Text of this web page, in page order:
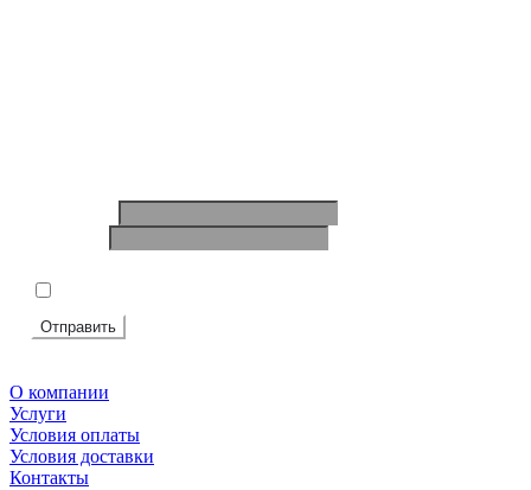
Отправить
О компании
Услуги
Условия оплаты
Условия доставки
Контакты